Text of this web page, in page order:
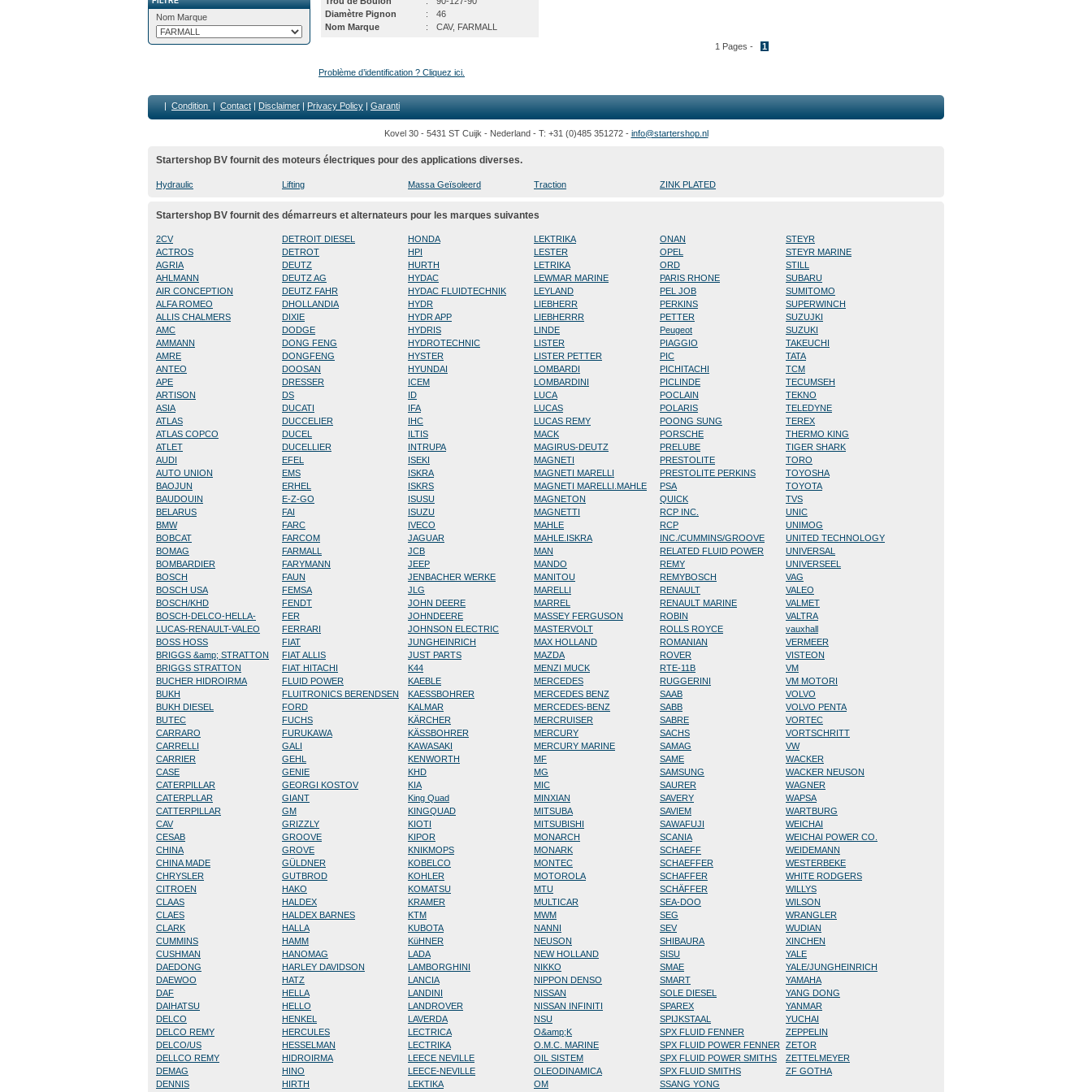
Nom Marque
Diamètre Pignon
:
46
Nom Marque
:
CAV, FARMALL
1 Pages -
1
Problème d’identification ? Cliquez ici.
| Condition | Contact | Disclaimer | Privacy Policy | Garanti
Kovel 30 - 5431 ST Cuijk - Nederland - T: +31 (0)485 351272 - info@startershop.nl
Startershop BV fournit des moteurs électriques pour des applications diverses.
Hydraulic Lifting Massa Geïsoleerd Traction ZINK PLATED
Startershop BV fournit des démarreurs et alternateurs pour les marques suivantes
2CV
ACTROS
AGRIA
AHLMANN
AIR CONCEPTION
ALFA ROMEO
ALLIS CHALMERS
AMC
AMMANN
AMRE
ANTEO
APE
ARTISON
ASIA
ATLAS
ATLAS COPCO
ATLET
AUDI
AUTO UNION
BAOJUN
BAUDOUIN
BELARUS
BMW
BOBCAT
BOMAG
BOMBARDIER
BOSCH
BOSCH USA
BOSCH/KHD
BOSCH-DELCO-HELLA-
LUCAS-RENAULT-VALEO
BOSS HOSS
BRIGGS &amp; STRATTON
BRIGGS STRATTON
BUCHER HIDROIRMA
BUKH
BUKH DIESEL
BUTEC
CARRARO
CARRELLI
CARRIER
CASE
CATERPILLAR
CATERPLLAR
CATTERPILLAR
CAV
CESAB
CHINA
CHINA MADE
CHRYSLER
CITROEN
CLAAS
CLAES
CLARK
CUMMINS
CUSHMAN
DAEDONG
DAEWOO
DAF
DAIHATSU
DELCO
DELCO REMY
DELCO/US
DELLCO REMY
DEMAG
DENNIS
DETROIT DIESEL
DETROT
DEUTZ
DEUTZ AG
DEUTZ FAHR
DHOLLANDIA
DIXIE
DODGE
DONG FENG
DONGFENG
DOOSAN
DRESSER
DS
DUCATI
DUCCELIER
DUCEL
DUCELLIER
EFEL
EMS
ERHEL
E-Z-GO
FAI
FARC
FARCOM
FARMALL
FARYMANN
FAUN
FEMSA
FENDT
FER
FERRARI
FIAT
FIAT ALLIS
FIAT HITACHI
FLUID POWER
FLUITRONICS BERENDSEN
FORD
FUCHS
FURUKAWA
GALI
GEHL
GENIE
GEORGI KOSTOV
GIANT
GM
GRIZZLY
GROOVE
GROVE
GÜLDNER
GUTBROD
HAKO
HALDEX
HALDEX BARNES
HALLA
HAMM
HANOMAG
HARLEY DAVIDSON
HATZ
HELLA
HELLO
HENKEL
HERCULES
HESSELMAN
HIDROIRMA
HINO
HIRTH
HONDA
HPI
HURTH
HYDAC
HYDAC FLUIDTECHNIK
HYDR
HYDR APP
HYDRIS
HYDROTECHNIC
HYSTER
HYUNDAI
ICEM
ID
IFA
IHC
ILTIS
INTRUPA
ISEKI
ISKRA
ISKRS
ISUSU
ISUZU
IVECO
JAGUAR
JCB
JEEP
JENBACHER WERKE
JLG
JOHN DEERE
JOHNDEERE
JOHNSON ELECTRIC
JUNGHEINRICH
JUST PARTS
K44
KAEBLE
KAESSBOHRER
KALMAR
KÄRCHER
KÄSSBOHRER
KAWASAKI
KENWORTH
KHD
KIA
King Quad
KINGQUAD
KIOTI
KIPOR
KNIKMOPS
KOBELCO
KOHLER
KOMATSU
KRAMER
KTM
KUBOTA
KüHNER
LADA
LAMBORGHINI
LANCIA
LANDINI
LANDROVER
LAVERDA
LECTRICA
LECTRIKA
LEECE NEVILLE
LEECE-NEVILLE
LEKTIKA
LEKTRIKA
LESTER
LETRIKA
LEWMAR MARINE
LEYLAND
LIEBHERR
LIEBHERRR
LINDE
LISTER
LISTER PETTER
LOMBARDI
LOMBARDINI
LUCA
LUCAS
LUCAS REMY
MACK
MAGIRUS-DEUTZ
MAGNETI
MAGNETI MARELLI
MAGNETI MARELLI.MAHLE
MAGNETON
MAGNETTI
MAHLE
MAHLE.ISKRA
MAN
MANDO
MANITOU
MARELLI
MARREL
MASSEY FERGUSON
MASTERVOLT
MAX HOLLAND
MAZDA
MENZI MUCK
MERCEDES
MERCEDES BENZ
MERCEDES-BENZ
MERCRUISER
MERCURY
MERCURY MARINE
MF
MG
MIC
MINXIAN
MITSUBA
MITSUBISHI
MONARCH
MONARK
MONTEC
MOTOROLA
MTU
MULTICAR
MWM
NANNI
NEUSON
NEW HOLLAND
NIKKO
NIPPON DENSO
NISSAN
NISSAN INFINITI
NSU
O&amp;K
O.M.C. MARINE
OIL SISTEM
OLEODINAMICA
OM
ONAN
OPEL
ORD
PARIS RHONE
PEL JOB
PERKINS
PETTER
Peugeot
PIAGGIO
PIC
PICHITACHI
PICLINDE
POCLAIN
POLARIS
POONG SUNG
PORSCHE
PRELUBE
PRESTOLITE
PRESTOLITE PERKINS
PSA
QUICK
RCP INC.
RCP
INC./CUMMINS/GROOVE
RELATED FLUID POWER
REMY
REMYBOSCH
RENAULT
RENAULT MARINE
ROBIN
ROLLS ROYCE
ROMANIAN
ROVER
RTE-11B
RUGGERINI
SAAB
SABB
SABRE
SACHS
SAMAG
SAME
SAMSUNG
SAURER
SAVERY
SAVIEM
SAWAFUJI
SCANIA
SCHAEFF
SCHAEFFER
SCHAFFER
SCHÄFFER
SEA-DOO
SEG
SEV
SHIBAURA
SISU
SMAE
SMART
SOLE DIESEL
SPAREX
SPIJKSTAAL
SPX FLUID FENNER
SPX FLUID POWER FENNER
SPX FLUID POWER SMITHS
SPX FLUID SMITHS
SSANG YONG
STEYR
STEYR MARINE
STILL
SUBARU
SUMITOMO
SUPERWINCH
SUZUJKI
SUZUKI
TAKEUCHI
TATA
TCM
TECUMSEH
TEKNO
TELEDYNE
TEREX
THERMO KING
TIGER SHARK
TORO
TOYOSHA
TOYOTA
TVS
UNIC
UNIMOG
UNITED TECHNOLOGY
UNIVERSAL
UNIVERSEEL
VAG
VALEO
VALMET
VALTRA
vauxhall
VERMEER
VISTEON
VM
VM MOTORI
VOLVO
VOLVO PENTA
VORTEC
VORTSCHRITT
VW
WACKER
WACKER NEUSON
WAGNER
WAPSA
WARTBURG
WEICHAI
WEICHAI POWER CO.
WEIDEMANN
WESTERBEKE
WHITE RODGERS
WILLYS
WILSON
WRANGLER
WUDIAN
XINCHEN
YALE
YALE/JUNGHEINRICH
YAMAHA
YANG DONG
YANMAR
YUCHAI
ZEPPELIN
ZETOR
ZETTELMEYER
ZF GOTHA